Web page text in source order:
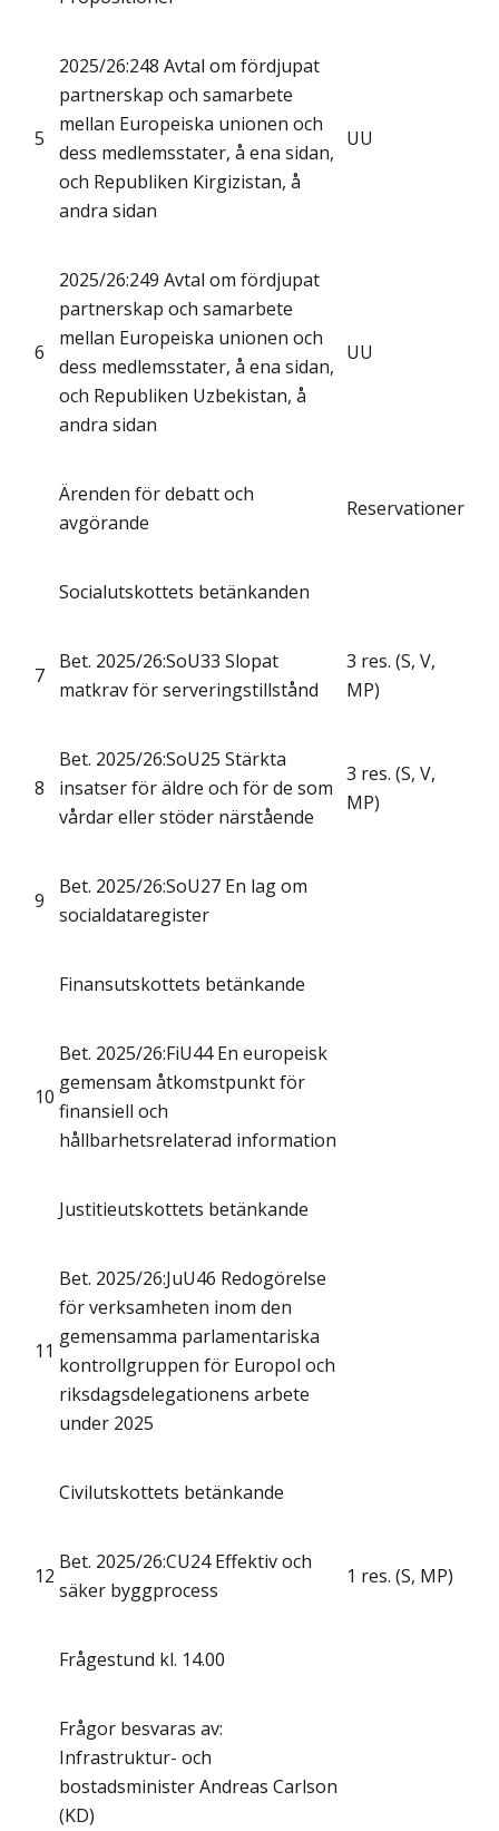
5
2025/26:248 Avtal om fördjupat
partnerskap och samarbete
mellan Europeiska unionen och
dess medlemsstater, å ena sidan,
och Republiken Kirgizistan, å
andra sidan
UU
6
2025/26:249 Avtal om fördjupat
partnerskap och samarbete
mellan Europeiska unionen och
dess medlemsstater, å ena sidan,
och Republiken Uzbekistan, å
andra sidan
UU
Ärenden för debatt och
avgörande
Reservationer
Socialutskottets betänkanden
7
Bet. 2025/26:SoU33 Slopat
matkrav för serveringstillstånd
3 res. (S, V,
MP)
8
Bet. 2025/26:SoU25 Stärkta
insatser för äldre och för de som
vårdar eller stöder närstående
3 res. (S, V,
MP)
9
Bet. 2025/26:SoU27 En lag om
socialdataregister
Finansutskottets betänkande
10
Bet. 2025/26:FiU44 En europeisk
gemensam åtkomstpunkt för
finansiell och
hållbarhetsrelaterad information
Justitieutskottets betänkande
11
Bet. 2025/26:JuU46 Redogörelse
för verksamheten inom den
gemensamma parlamentariska
kontrollgruppen för Europol och
riksdagsdelegationens arbete
under 2025
Civilutskottets betänkande
12
Bet. 2025/26:CU24 Effektiv och
säker byggprocess
1 res. (S, MP)
Frågestund kl. 14.00
Frågor besvaras av:
Infrastruktur- och
bostadsminister Andreas Carlson
(KD)